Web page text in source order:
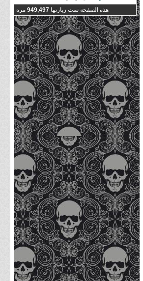
هذه الصفحة تمت زيارتها 949,497 مرة